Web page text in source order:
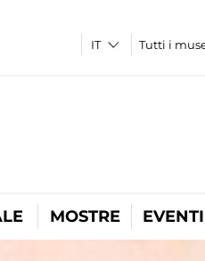
Tutti i
MOSTRE EVENTI